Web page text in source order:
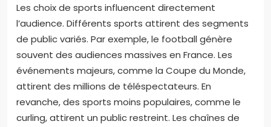
Les choix de sports influencent directement
l’audience. Différents sports attirent des segments
de public variés. Par exemple, le football génère
souvent des audiences massives en France. Les
événements majeurs, comme la Coupe du Monde,
attirent des millions de téléspectateurs. En
revanche, des sports moins populaires, comme le
curling, attirent un public restreint. Les chaînes de